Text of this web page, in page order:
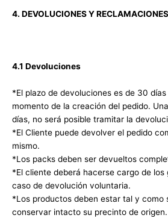
4. DEVOLUCIONES Y RECLAMACIONES
4.1 Devoluciones
*El plazo de devoluciones es de 30
momento de la creación del pedido.
días, no será posible tramitar la
*El Cliente puede devolver el pedido
mismo.
*Los packs deben ser devueltos
*El cliente deberá hacerse cargo de los
caso de devolución voluntaria.
*Los productos deben estar tal y como
conservar intacto su precinto de